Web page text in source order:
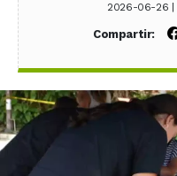
2026-06-26 |
Compartir: